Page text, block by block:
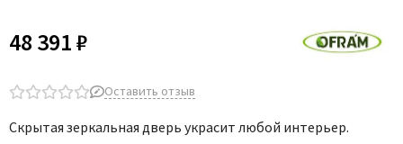
48 391 ₽
Оставить отзыв
Скрытая зеркальная дверь украсит любой интерьер.